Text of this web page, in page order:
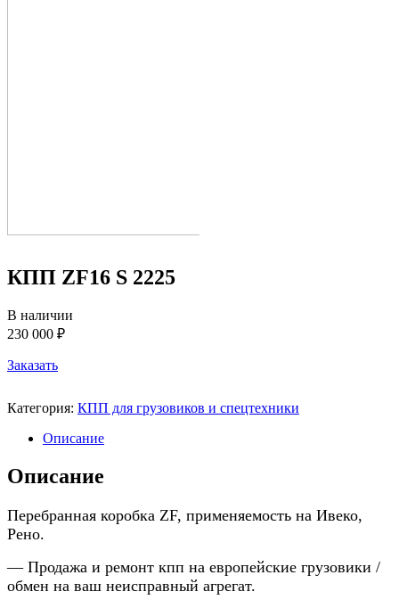
КПП ZF16 S 2225
В наличии
230 000 ₽
Заказать
Категория: КПП для грузовиков и спецтехники
Описание
Описание
Перебранная коробка ZF, применяемость на Ивеко,
Рено.
— Продажа и ремонт кпп на европейские грузовики /
обмен на ваш неисправный агрегат.